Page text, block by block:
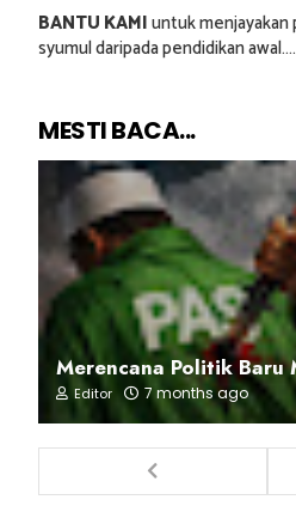
BANTU KAMIuntuk menjayakan
syumul daripada pendidikan
MESTI BACA...
Merencana Politik Baru
Editor 7 months ago